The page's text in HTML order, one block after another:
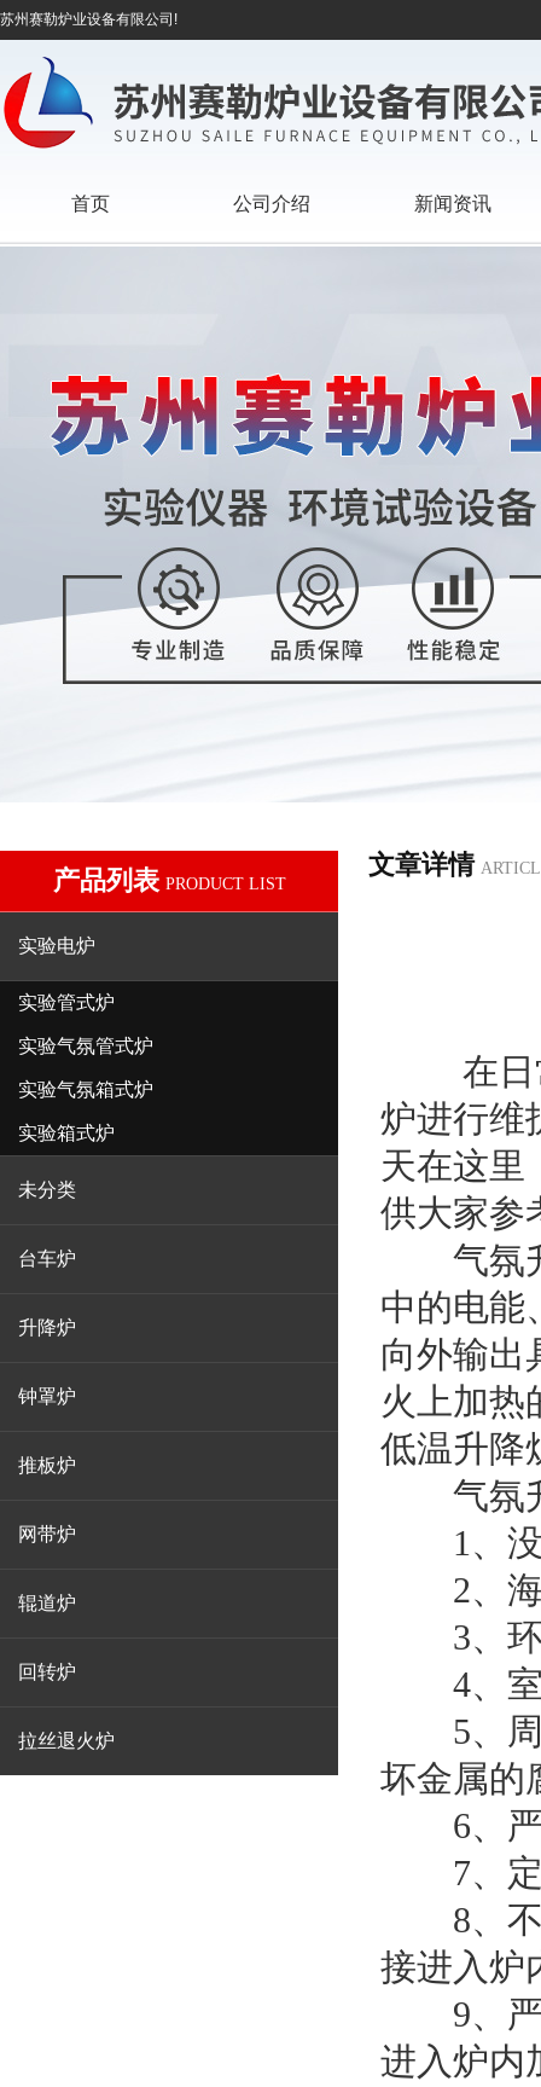
苏州赛勒炉业设备有限公司!
首页 公司介绍 新闻资讯
产品列表 PRODUCT LIST
实验电炉
实验管式炉
实验气氛管式炉
实验气氛箱式炉
实验箱式炉
未分类
台车炉
升降炉
钟罩炉
推板炉
网带炉
辊道炉
回转炉
拉丝退火炉
文章详情
在日
炉进行维
天在这里
供大家参
气氛升
中的电能
向外输出
火上加热
低温升降
气氛升
1、没
2、海
3、环
4、室
5、周
坏金属的
6、严
7、定
8、不
接进入炉
9、严
进入炉内